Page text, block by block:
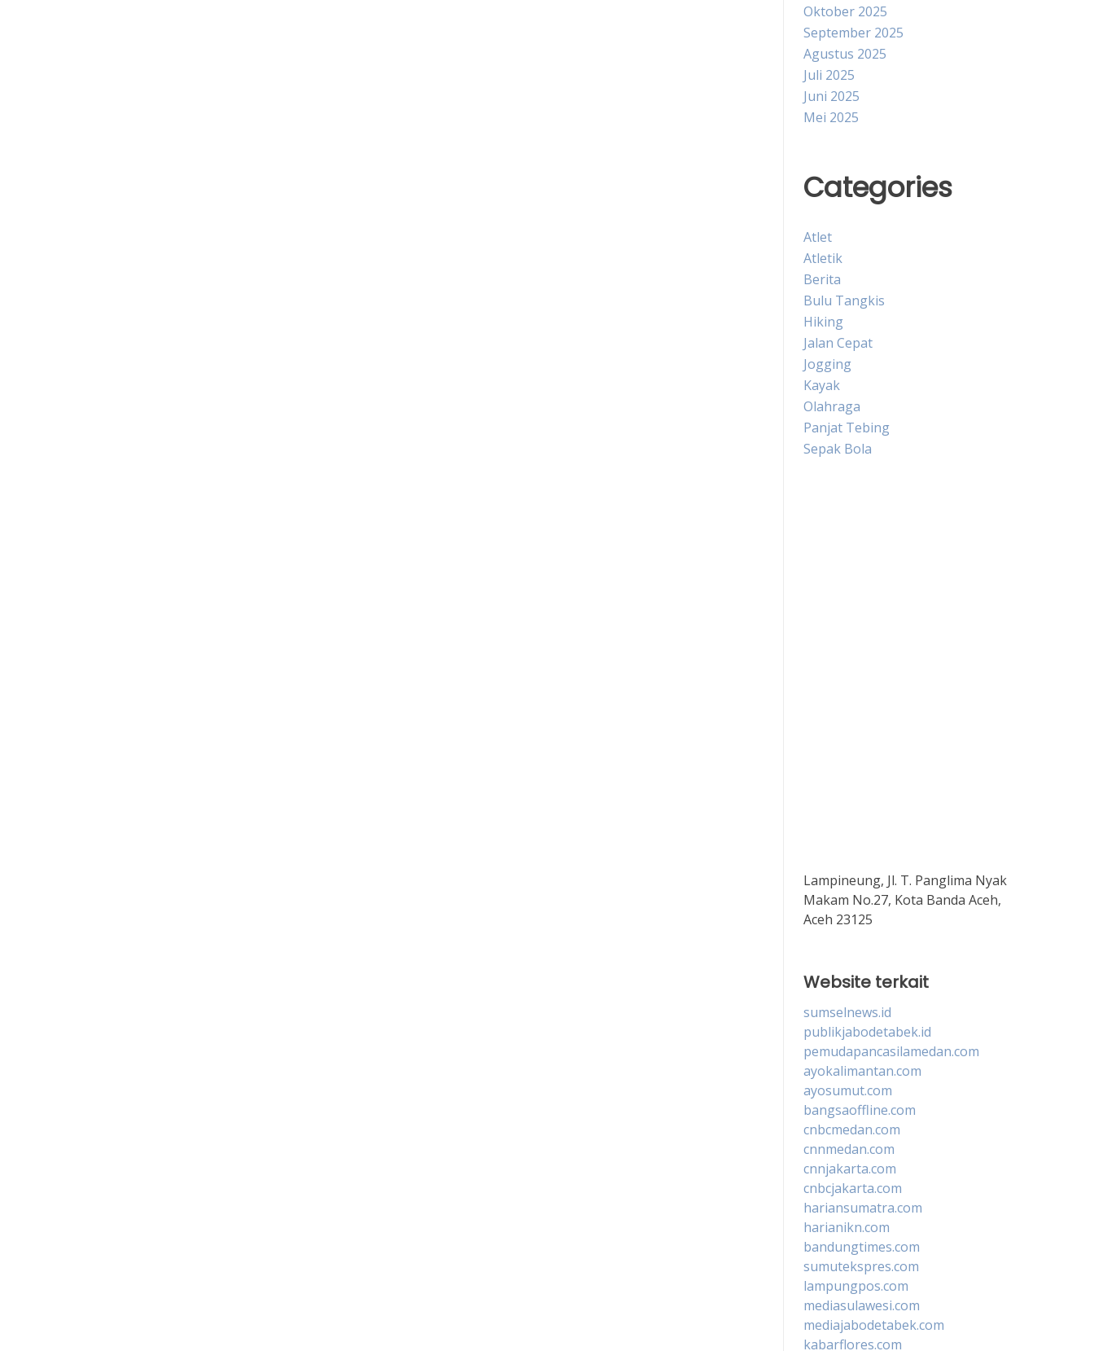
Oktober 2025
September 2025
Agustus 2025
Juli 2025
Juni 2025
Mei 2025
Categories
Atlet
Atletik
Berita
Bulu Tangkis
Hiking
Jalan Cepat
Jogging
Kayak
Olahraga
Panjat Tebing
Sepak Bola
Lampineung, Jl. T. Panglima Nyak
Makam No.27, Kota Banda Aceh,
Aceh 23125
Website terkait
sumselnews.id
publikjabodetabek.id
pemudapancasilamedan.com
ayokalimantan.com
ayosumut.com
bangsaoffline.com
cnbcmedan.com
cnnmedan.com
cnnjakarta.com
cnbcjakarta.com
hariansumatra.com
harianikn.com
bandungtimes.com
sumutekspres.com
lampungpos.com
mediasulawesi.com
mediajabodetabek.com
kabarflores.com